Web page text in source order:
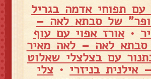
עם תפוחי אדמה בגריל
של סבתא לאה –
•אורז אפוי עם עוף
סבתא לאה – לאה מאיר
עם בצלצלי שאלוט
אילנית בניזרי • צלי